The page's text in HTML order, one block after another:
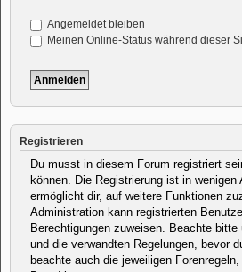
Angemeldet bleiben
Meinen Online-Status während dieser
Registrieren
Du musst in diesem Forum registriert
können. Die Registrierung ist in wenigen
ermöglicht dir, auf weitere Funktionen
Administration kann registrierten
Berechtigungen zuweisen. Beachte
und die verwandten Regelungen, bevor
beachte auch die jeweiligen